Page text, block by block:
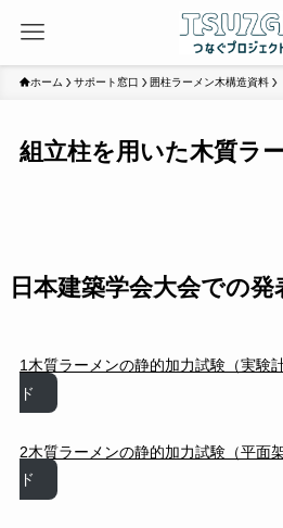
ホーム サポート窓口 囲柱ラーメン木構造資料
組立柱を用いた木質ラ
日本建築学会大会での発
1木質ラーメンの静的加力試験（実験計
ド
2木質ラーメンの静的加力試験（平面架
ド